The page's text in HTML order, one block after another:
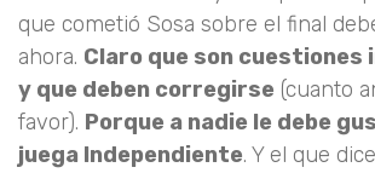
que cometió Sosa sobre el final
ahora. Claro que son
y que deben corregirse (cuanto
favor). Porque a nadie le debe
juega Independiente. Y el que